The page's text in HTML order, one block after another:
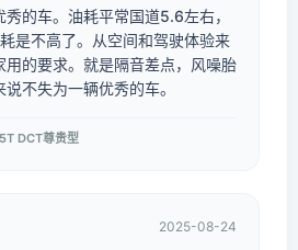
的车。油耗平常国道5.6左右，
是不高了。从空间和驾驶体验来
用的要求。就是隔音差点，风噪胎
不失为一辆优秀的车。
DCT尊贵型
2025-08-24